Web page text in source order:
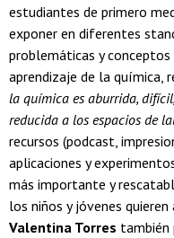
estudiantes de primero
exponer en diferentes
problemáticas y
aprendizaje de la química,
la química es aburrida,
reducida a los espacios de
recursos (podcast,
aplicaciones y
más importante y
los niños y jóvenes quieren
Valentina Torres también